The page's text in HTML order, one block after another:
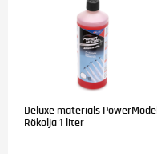
Deluxe materials PowerModel
Rökolja 1 liter